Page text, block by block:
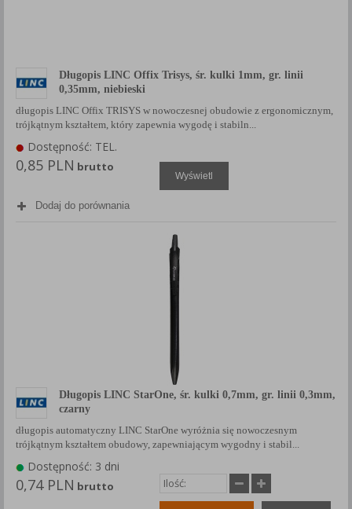
Długopis LINC Offix Trisys, śr. kulki 1mm, gr. linii
0,35mm, niebieski
długopis LINC Offix TRISYS w nowoczesnej obudowie z ergonomicznym,
trójkątnym kształtem, który zapewnia wygodę i stabiln...
Dostępność: TEL.
0,85 PLN brutto
Wyświetl
Dodaj do porównania
Długopis LINC StarOne, śr. kulki 0,7mm, gr. linii 0,3mm,
czarny
długopis automatyczny LINC StarOne wyróżnia się nowoczesnym
trójkątnym kształtem obudowy, zapewniającym wygodny i stabil...
Dostępność: 3 dni
0,74 PLN brutto